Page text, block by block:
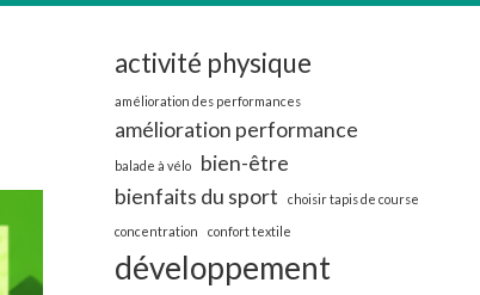
activité physique
amélioration des performances
amélioration performance
balade à vélo
bien-être
bienfaits du sport
choisir tapis de course
concentration confort textile
développement